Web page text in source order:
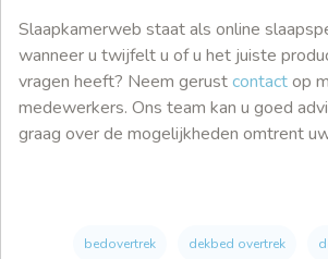
Slaapkamerweb staat als online
wanneer u twijfelt u of u het juiste
vragen heeft? Neem gerustcontactop
medewerkers. Ons team kan u goed
graag over de mogelijkheden omtrent
bedovertrek dekbed overtrek